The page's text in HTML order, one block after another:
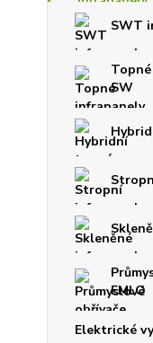
SWT
SW
EMLO
Elektrické